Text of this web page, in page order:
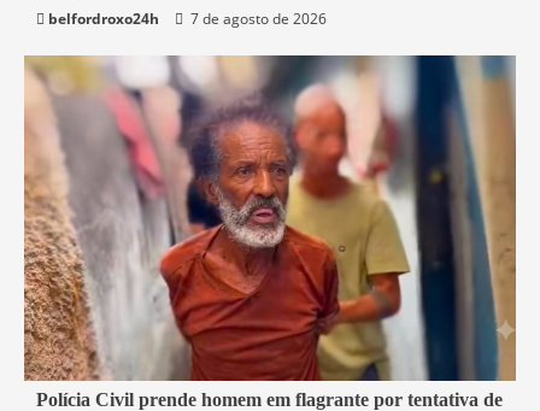
belfordroxo24h
7 de agosto de 2026
2 min read
Polícia Civil prende homem em flagrante por tentativa de